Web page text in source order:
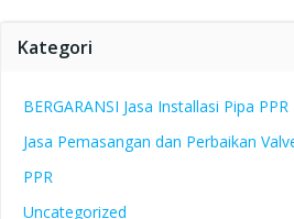
Kategori
BERGARANSI Jasa Installasi Pipa PPR
Jasa Pemasangan dan Perbaikan
PPR
Uncategorized